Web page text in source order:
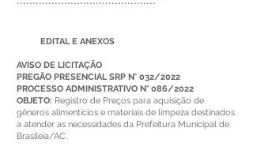
********************************************
EDITAL E ANEXOS
AVISO DE LICITAÇÃO
PREGÃO PRESENCIAL SRP N° 032/2022
PROCESSO ADMINISTRATIVO N° 086/2022
OBJETO: Registro de Preços para aquisição de
gêneros alimentícios e materiais de limpeza destinados
a atender as necessidades da Prefeitura Municipal de
Brasileia/AC.